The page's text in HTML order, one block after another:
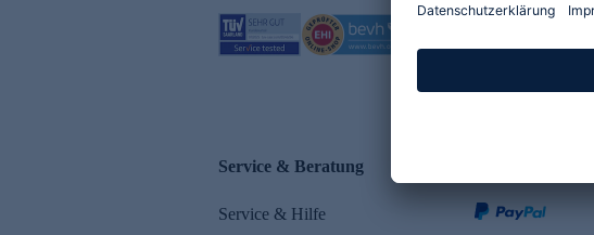
Service & Beratung
Service & Hilfe